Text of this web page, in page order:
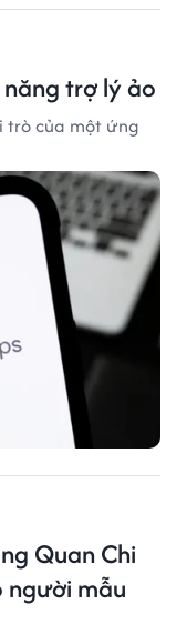
trợ lý ảo
trò của một ứng
Quan Chi
người mẫu